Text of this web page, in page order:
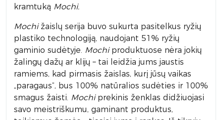
kramtuką Mochi.
Mochižaislų serija buvo sukurta pasitelkus ryžių
plastiko technologiją, naudojant 51% ryžių
gaminio sudėtyje. Mochiproduktuose nėra jokių
žalingų dažų ar klijų – tai leidžia jums jaustis
ramiems, kad pirmasis žaislas, kurį jūsų vaikas
„paragaus”, bus 100% natūralios sudėties ir 100%
smagus žaisti. Mochiprekinis ženklas didžiuojasi
savo meistriškumu, gaminant produktus,